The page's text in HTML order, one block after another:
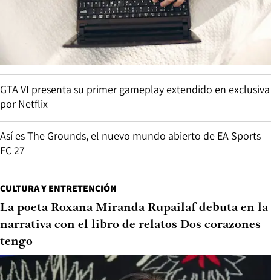
GTA VI presenta su primer gameplay extendido en exclusiva
por Netflix
Así es The Grounds, el nuevo mundo abierto de EA Sports
FC 27
CULTURA Y ENTRETENCIÓN
La poeta Roxana Miranda Rupailaf debuta en la
narrativa con el libro de relatos Dos corazones
tengo